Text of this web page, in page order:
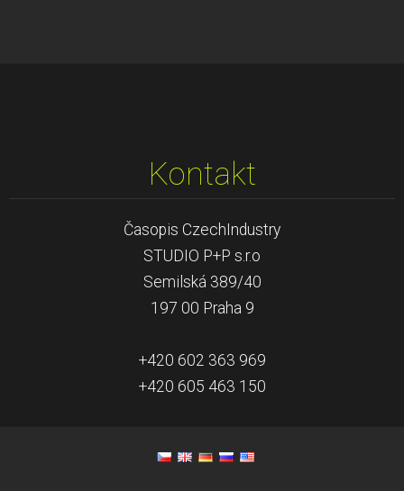
Kontakt
Časopis CzechIndustry
STUDIO P+P s.r.o
Semilská 389/40
197 00 Praha 9
+420 602 363 969
+420 605 463 150